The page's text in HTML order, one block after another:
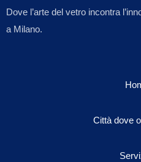
Dove l’arte del vetro incontra
a Milano.
Città dove